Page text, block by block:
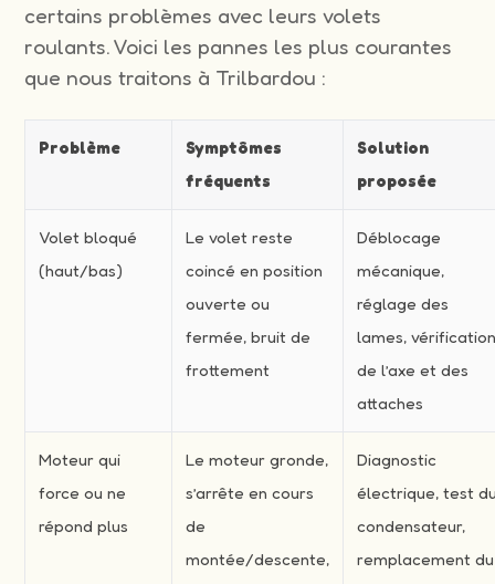
certains problèmes avec leurs volets
roulants. Voici les pannes les plus courantes
que nous traitons à Trilbardou :
Problème
Symptômes
fréquents
Solution
proposée
Volet bloqué
(haut/bas)
Le volet reste
coincé en position
ouverte ou
fermée, bruit de
frottement
Déblocage
mécanique,
réglage des
lames,
de l’axe et des
attaches
Moteur qui
force ou ne
répond plus
Le moteur gronde,
s’arrête en cours
de
montée/descente,
Diagnostic
électrique, test
condensateur,
remplacement du